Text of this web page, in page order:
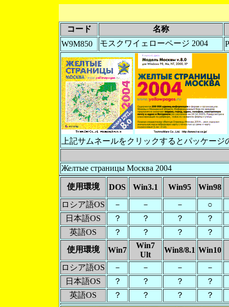
コード
名称
W9M850
モスクワイェローページ 2004
上記サムネールをクリックするとパッケー
Желтые страницы Москва 2004
使用環境 DOS Win3.1 Win95
Win98
ロシア語OS
－ － －
○
日本語OS
？ ？ ？
？
英語OS
？ ？ ？
？
使用環境
Win7
Win7
Ult
Win8/8.1 Win10
ロシア語OS
－ － －
－
日本語OS
？ ？ ？
？
英語OS
？ ？ ？
？